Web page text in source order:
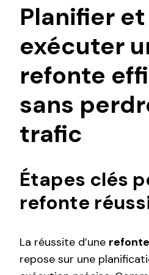
Planifier et
exécuter
refonte
sans
trafic
Étapes clés
refonte
La réussite d’une
repose sur une